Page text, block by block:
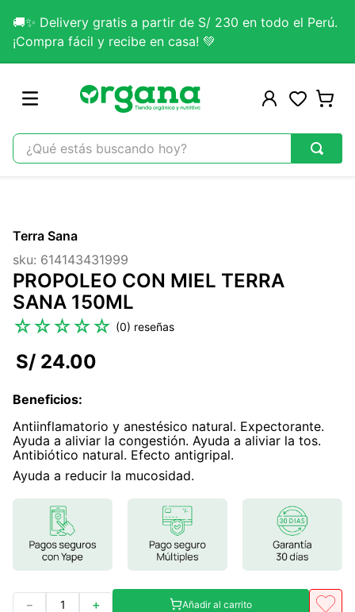
🚚✨ Delivery gratis a partir de S/ 230 en todo el Perú.
¡Compra fácil y recibe en casa! 💚
¿Qué estás buscando hoy?
2.
citrato magnesio
3.
colageno
4.
kefir
5 .
lab nutrition
8.
magnesio
9.
melena leon
10. proteina
Terra Sana
sku: 614143431999
PROPOLEO CON MIEL TERRA
SANA 150ML
☆☆☆☆☆ (0)
S/ 24.00
Beneficios:
Antiinflamatorio y anestésico natural. Expectorante.
Ayuda a aliviar la congestión. Ayuda a aliviar la tos.
Antibiótico natural. Efecto antigripal.
Ayuda a reducir la mucosidad.
＋
－ Añadir al carrito